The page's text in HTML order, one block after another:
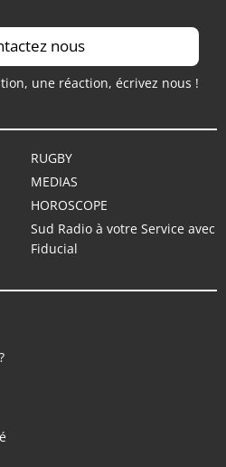
nous
une réaction, écrivez nous !
RUGBY
MEDIAS
HOROSCOPE
Sud Radio à votre Service avec
Fiducial